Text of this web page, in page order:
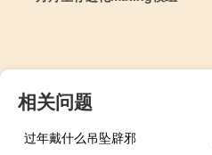
相关问题
过年戴什么吊坠辟邪